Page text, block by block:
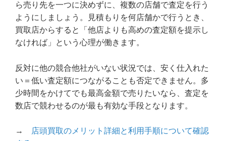
ら売り先を一つに決めずに、複数の店舗で査定を行う
ようにしましょう。見積もりを何店舗かで行うとき、
買取店からすると「他店よりも高めの査定額を提示し
なければ」という心理が働きます。
反対に他の競合他社がいない状況では、安く仕入れた
い＝低い査定額につながることも否定できません。多
少時間をかけてでも最高金額で売りたいなら、査定を
数店で競わせるのが最も有効な手段となります。
→
店頭買取のメリット詳細と利用手順について確認